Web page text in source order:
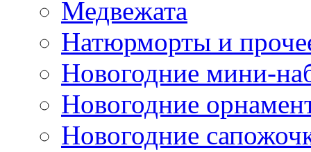
Медвежата
Натюрморты и
Новогодние мини-
Новогодние
Новогодние